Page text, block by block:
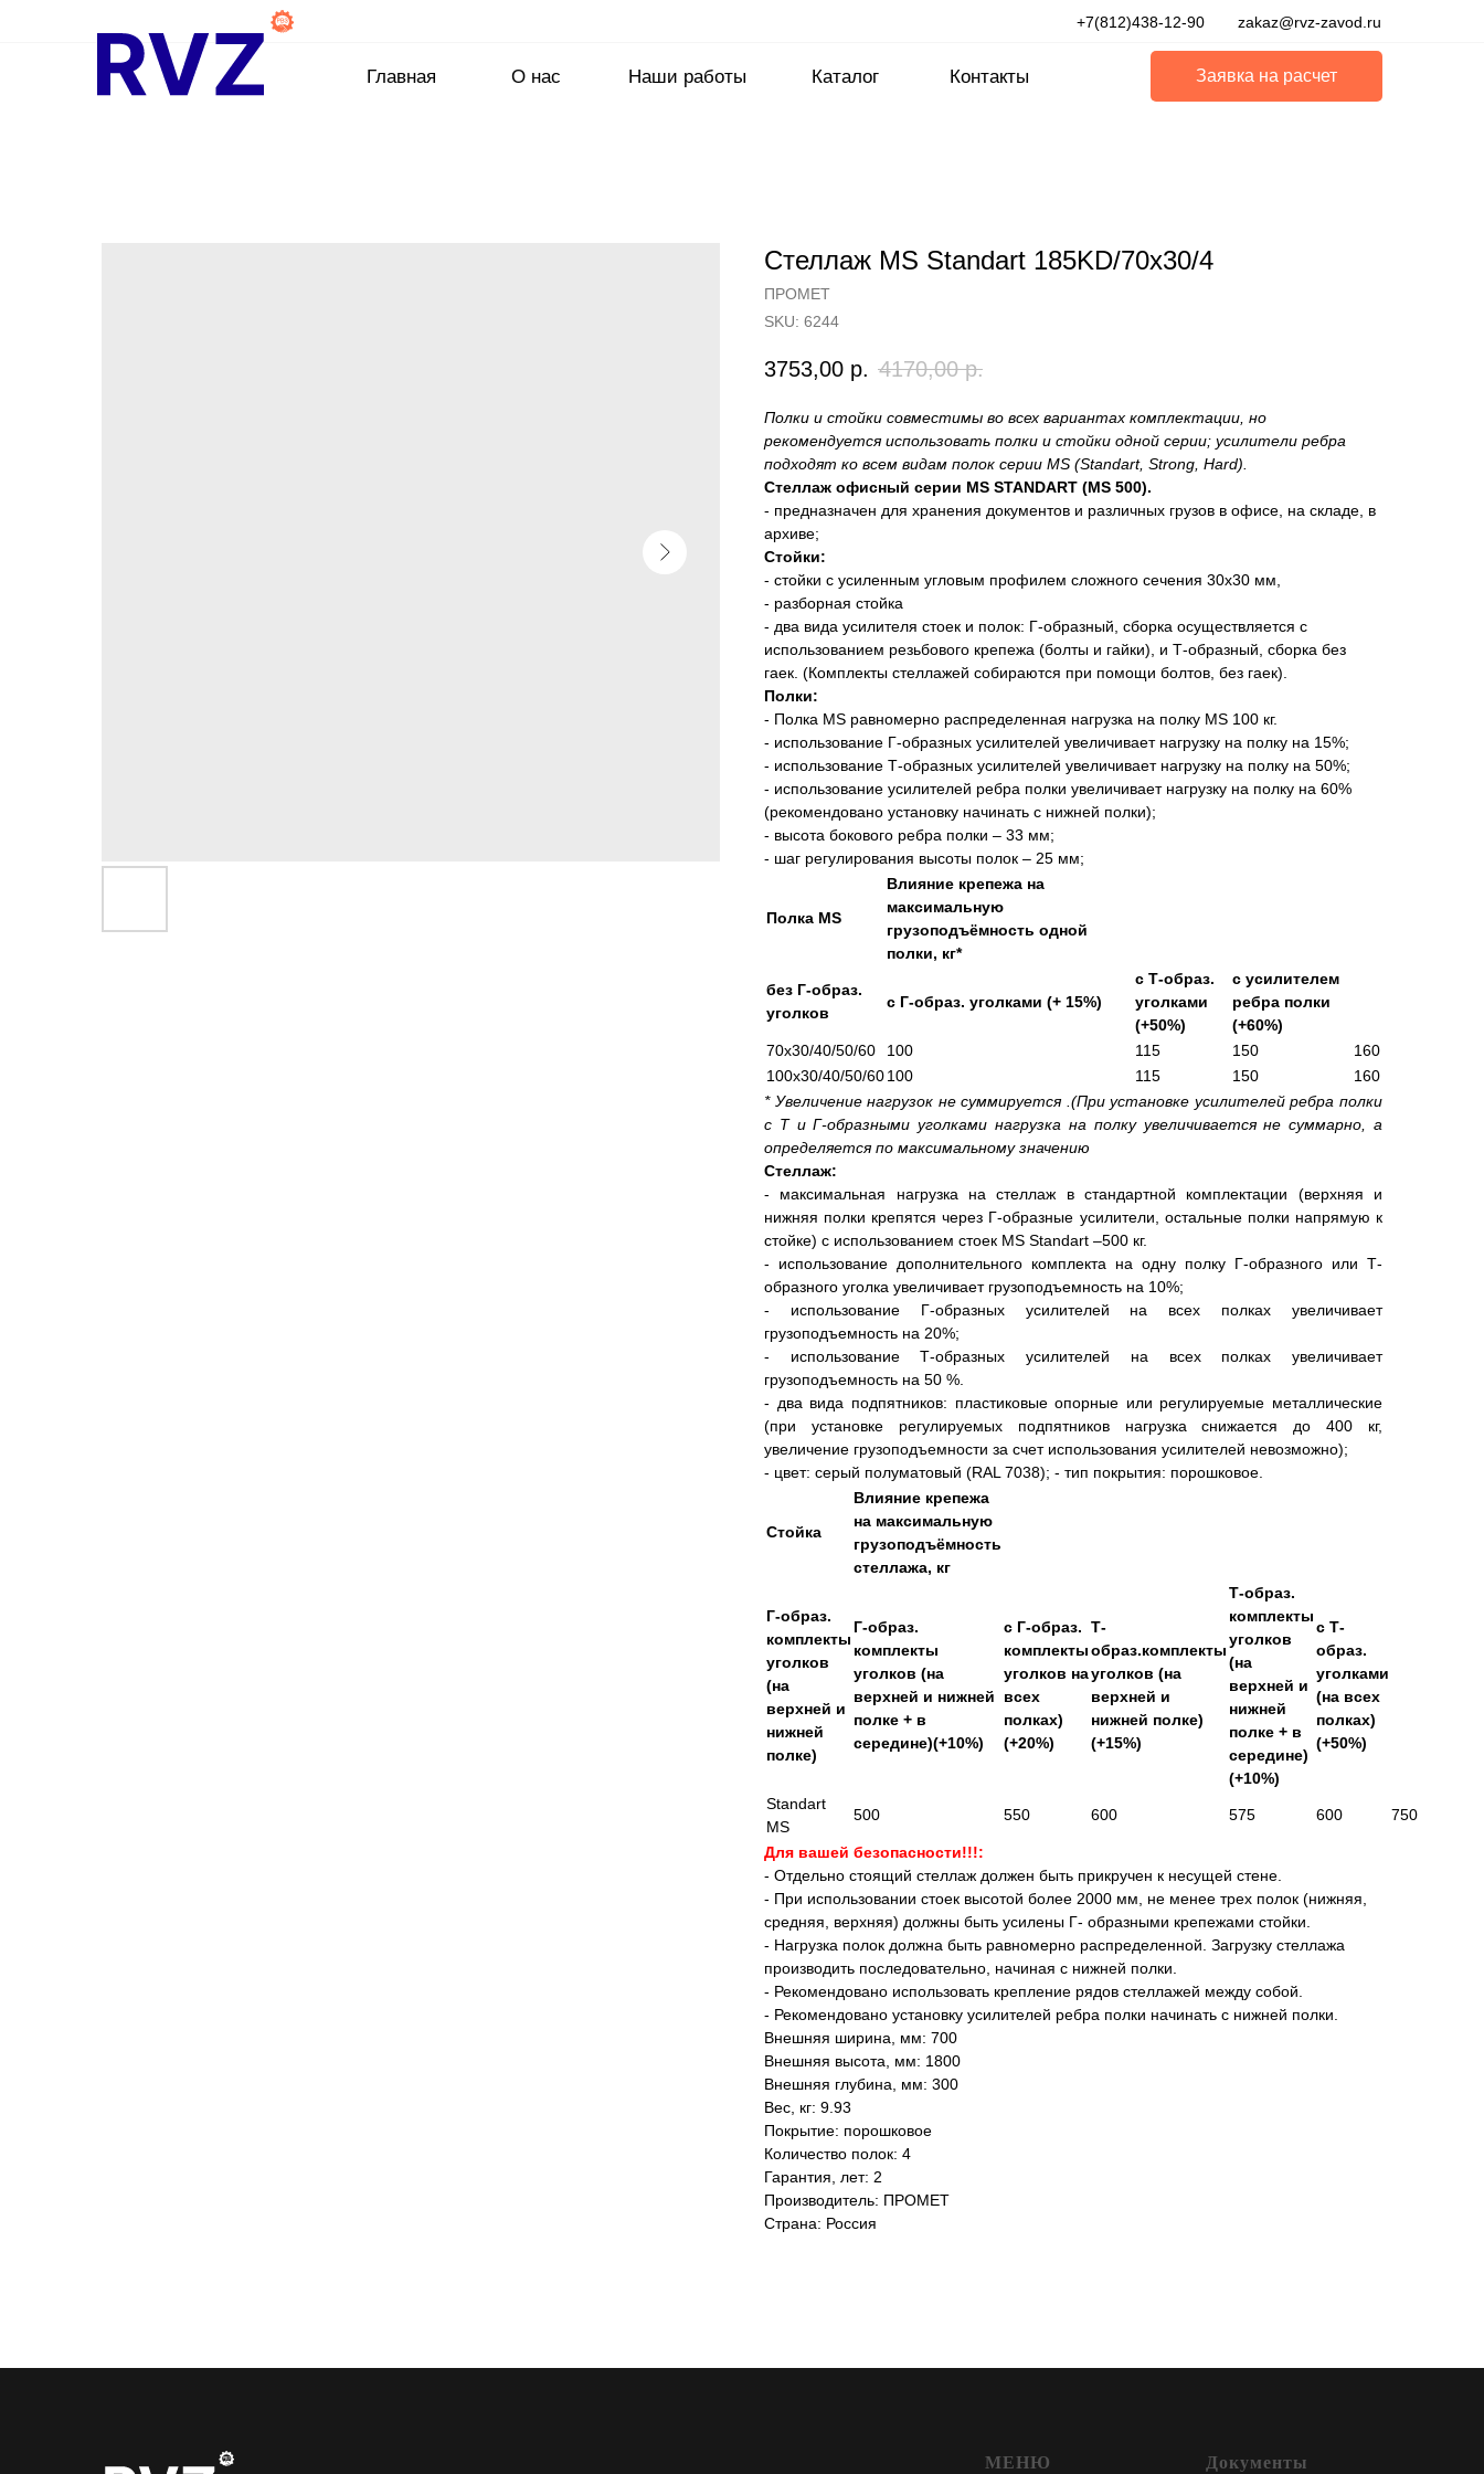
Главная О нас Наши работы Каталог Контакты
+7(812)438-12-90 zakaz@rvz-zavod.ru
Заявка на расчет
Стеллаж MS Standart 185KD/70x30/4
ПРОМЕТ
SKU: 6244
3753,00 р. 4170,00 р.
Полки и стойки совместимы во всех вариантах комплектации, но
рекомендуется использовать полки и стойки одной серии; усилители ребра
подходят ко всем видам полок серии MS (Standart, Strong, Hard).
Стеллаж офисный серии MS STANDART (MS 500).
- предназначен для хранения документов и различных грузов в офисе, на складе, в
архиве;
Стойки:
- стойки с усиленным угловым профилем сложного сечения 30х30 мм,
- разборная стойка
- два вида усилителя стоек и полок: Г-образный, сборка осуществляется с
использованием резьбового крепежа (болты и гайки), и Т-образный, сборка без
гаек. (Комплекты стеллажей собираются при помощи болтов, без гаек).
Полки:
- Полка MS равномерно распределенная нагрузка на полку MS 100 кг.
- использование Г-образных усилителей увеличивает нагрузку на полку на 15%;
- использование Т-образных усилителей увеличивает нагрузку на полку на 50%;
- использование усилителей ребра полки увеличивает нагрузку на полку на 60%
(рекомендовано установку начинать с нижней полки);
- высота бокового ребра полки – 33 мм;
- шаг регулирования высоты полок – 25 мм;
Полка MS
Влияние крепежа на
максимальную
грузоподъёмность одной
полки, кг*
без Г-образ.
уголков
с Г-образ. уголками (+ 15%)
с Т-образ.
уголками
(+50%)
с усилителем
ребра полки
(+60%)
70х30/40/50/60
100 115 150
160
100х30/40/50/60100 115 150
160
* Увеличение нагрузок не суммируется .(При установке усилителей ребра полки
с Т и Г-образными уголками нагрузка на полку увеличивается не суммарно, а
определяется по максимальному значению
Стеллаж:
- максимальная нагрузка на стеллаж в стандартной комплектации (верхняя и
нижняя полки крепятся через Г-образные усилители, остальные полки напрямую к
стойке) с использованием стоек MS Standart –500 кг.
- использование дополнительного комплекта на одну полку Г-образного или Т-
образного уголка увеличивает грузоподъемность на 10%;
- использование Г-образных усилителей на всех полках увеличивает
грузоподъемность на 20%;
- использование Т-образных усилителей на всех полках увеличивает
грузоподъемность на 50 %.
- два вида подпятников: пластиковые опорные или регулируемые металлические
(при установке регулируемых подпятников нагрузка снижается до 400 кг,
увеличение грузоподъемности за счет использования усилителей невозможно);
- цвет: серый полуматовый (RAL 7038); - тип покрытия: порошковое.
Стойка
Влияние крепежа
на максимальную
грузоподъёмность
стеллажа, кг
Г-образ.
комплекты
уголков
(на
верхней и
нижней
полке)
Г-образ.
комплекты
уголков (на
верхней и нижней
полке + в
середине)(+10%)
с Г-образ.
комплекты
уголков на
всех
полках)
(+20%)
Т-
образ.комплекты
уголков (на
верхней и
нижней полке)
(+15%)
Т-образ.
комплекты
уголков
(на
верхней и
нижней
полке + в
середине)
(+10%)
с Т-
образ.
уголками
(на всех
полках)
(+50%)
Standart
MS
500 550 600 575 600 750
Для вашей безопасности!!!:
- Отдельно стоящий стеллаж должен быть прикручен к несущей стене.
- При использовании стоек высотой более 2000 мм, не менее трех полок (нижняя,
средняя, верхняя) должны быть усилены Г- образными крепежами стойки.
- Нагрузка полок должна быть равномерно распределенной. Загрузку стеллажа
производить последовательно, начиная с нижней полки.
- Рекомендовано использовать крепление рядов стеллажей между собой.
- Рекомендовано установку усилителей ребра полки начинать с нижней полки.
Внешняя ширина, мм: 700
Внешняя высота, мм: 1800
Внешняя глубина, мм: 300
Вес, кг: 9.93
Покрытие: порошковое
Количество полок: 4
Гарантия, лет: 2
Производитель: ПРОМЕТ
Страна: Россия
МЕНЮ Документы